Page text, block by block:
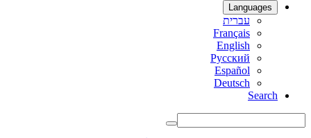
Languages
עברית
Français
English
Русский
Español
Deutsch
Search